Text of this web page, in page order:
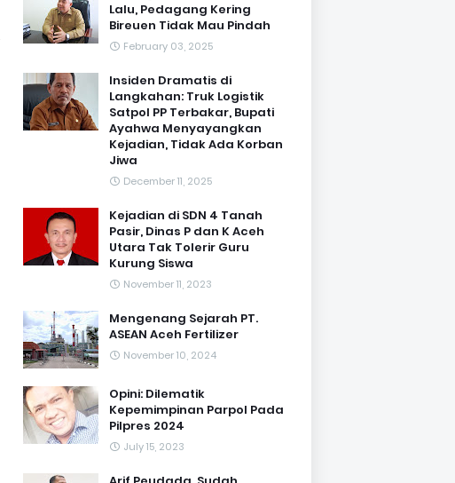
Lalu, Pedagang Kering
Bireuen Tidak Mau Pindah
February 03, 2025
Insiden Dramatis di
Langkahan: Truk Logistik
Satpol PP Terbakar, Bupati
Ayahwa Menyayangkan
Kejadian, Tidak Ada Korban
Jiwa
December 11, 2025
Kejadian di SDN 4 Tanah
Pasir, Dinas P dan K Aceh
Utara Tak Tolerir Guru
Kurung Siswa
November 11, 2023
Mengenang Sejarah PT.
ASEAN Aceh Fertilizer
November 10, 2024
Opini: Dilematik
Kepemimpinan Parpol Pada
Pilpres 2024
July 15, 2023